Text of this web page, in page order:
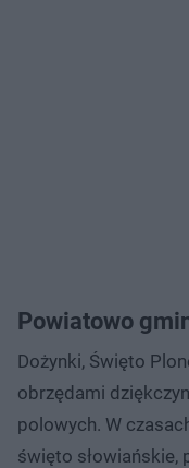
Powiatowo
Dożynki, Święto
obrzędami
polowych. W
święto słowiańskie,